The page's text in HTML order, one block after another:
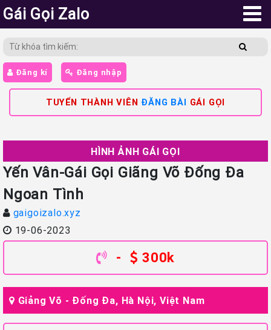
Gái Gọi Zalo
Đăng kí Đăng nhập
TUYỂN THÀNH VIÊN ĐĂNG BÀI GÁI GỌI
HÌNH ẢNH GÁI GỌI
Yến Vân-Gái Gọi Giãng Võ Đống Đa
Ngoan Tình
gaigoizalo.xyz
19-06-2023
- 300k
Giảng Võ - Đống Đa, Hà Nội, Việt Nam